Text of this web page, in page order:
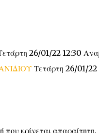
26/01/22 12:30
Τετάρτη 26/01/22
που κρίνεται απαραίτητη.